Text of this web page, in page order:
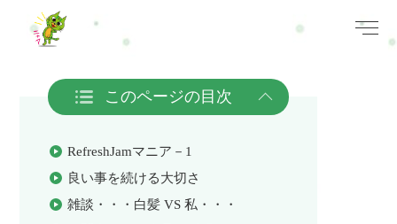
このページの目次
RefreshJamマニア－1
良い事を続ける大切さ
雑談・・・白髪 VS 私・・・